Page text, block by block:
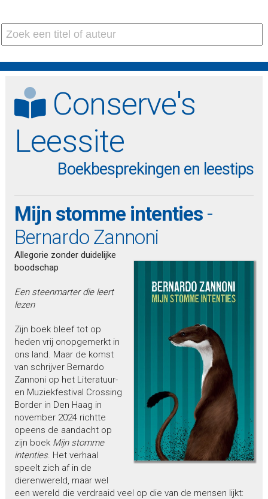
Conserve's
Leessite
Boekbesprekingen en leestips
Mijn stomme intenties-
Bernardo Zannoni
Allegorie zonder duidelijke
boodschap
Een steenmarter die leert
lezen
Zijn boek bleef tot op
heden vrij onopgemerkt in
ons land. Maar de komst
van schrijver Bernardo
Zannoni op het Literatuur-
en Muziekfestival Crossing
Border in Den Haag in
november 2024 richtte
opeens de aandacht op
zijn boek Mijn stomme
intenties. Het verhaal
speelt zich af in de
dierenwereld, maar wel
een wereld die verdraaid veel op die van de mensen lijkt: